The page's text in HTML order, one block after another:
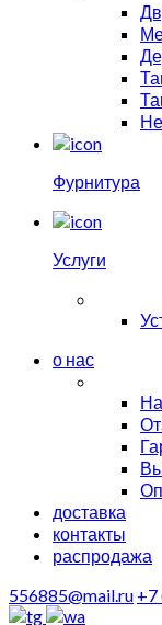
Фурнитура
Услуги
о нас
доставка
контакты
распродажа
556885@mail.ru +7